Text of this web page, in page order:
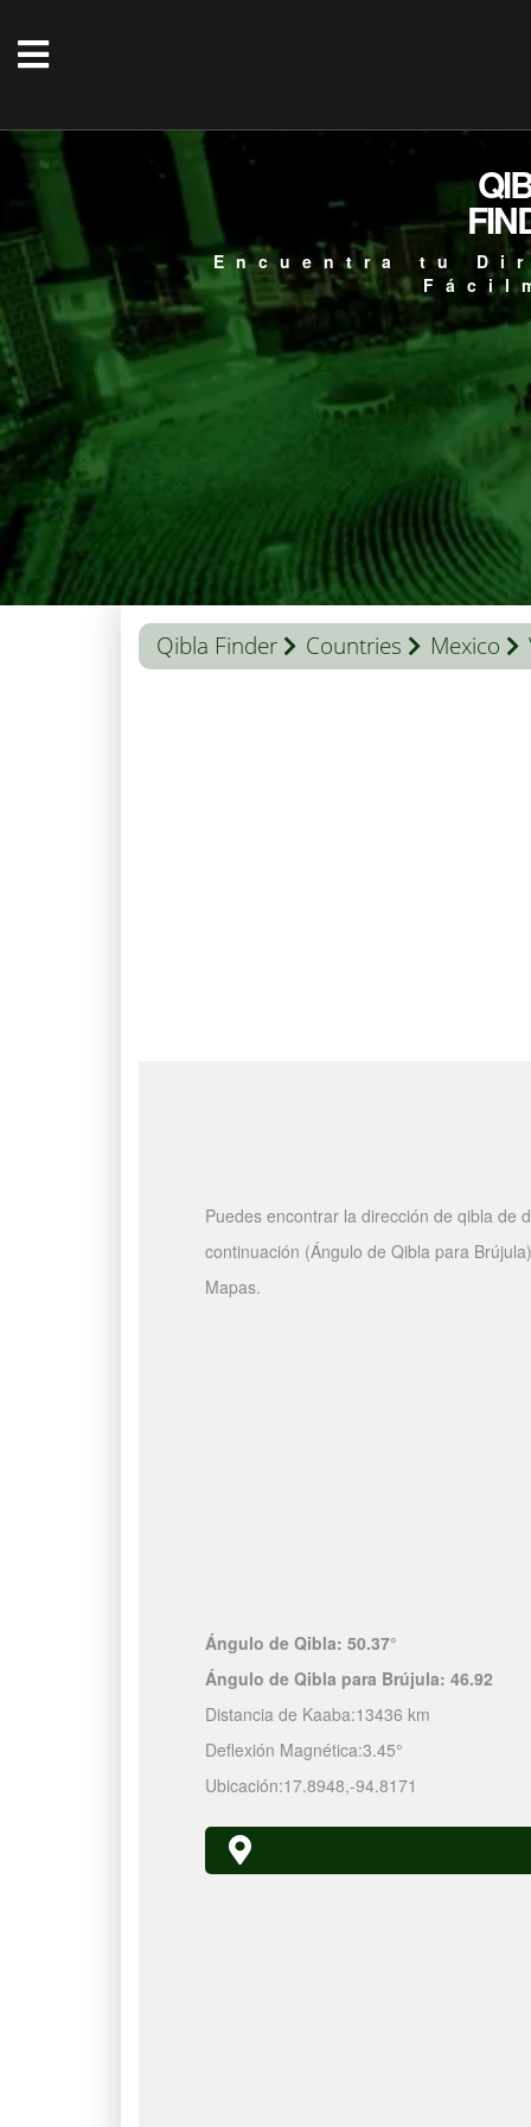
Encuentra tu
Qibla Finder Countries Mexico
Puedes encontrar la dirección de qibla de
continuación (Ángulo de Qibla para
Mapas.
Ángulo de Qibla: 50.37°
Ángulo de Qibla para Brújula: 46.92
Distancia de Kaaba:13436 km
Deflexión Magnética:3.45°
Ubicación:17.8948,-94.8171